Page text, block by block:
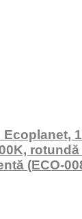
(ECO-